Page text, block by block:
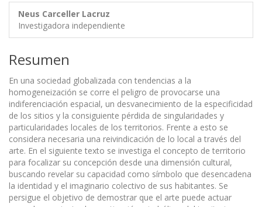
Neus Carceller Lacruz
Investigadora independiente
Resumen
En una sociedad globalizada con tendencias a la
homogeneización se corre el peligro de provocarse una
indiferenciación espacial, un desvanecimiento de la especificidad
de los sitios y la consiguiente pérdida de singularidades y
particularidades locales de los territorios. Frente a esto se
considera necesaria una reivindicación de lo local a través del
arte. En el siguiente texto se investiga el concepto de territorio
para focalizar su concepción desde una dimensión cultural,
buscando revelar su capacidad como símbolo que desencadena
la identidad y el imaginario colectivo de sus habitantes. Se
persigue el objetivo de demostrar que el arte puede actuar